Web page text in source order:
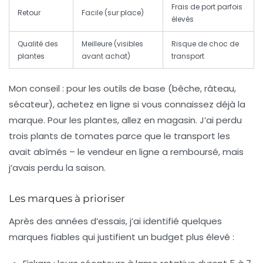
Retour Facile (sur place)
Frais de port parfois
élevés
Qualité des
plantes
Meilleure (visibles
avant achat)
Risque de choc de
transport
Mon conseil : pour les outils de base (bêche, râteau,
sécateur), achetez en ligne si vous connaissez déjà la
marque. Pour les plantes, allez en magasin. J’ai perdu
trois plants de tomates parce que le transport les
avait abîmés – le vendeur en ligne a remboursé, mais
j’avais perdu la saison.
Les marques à prioriser
Après des années d’essais, j’ai identifié quelques
marques fiables qui justifient un budget plus élevé :